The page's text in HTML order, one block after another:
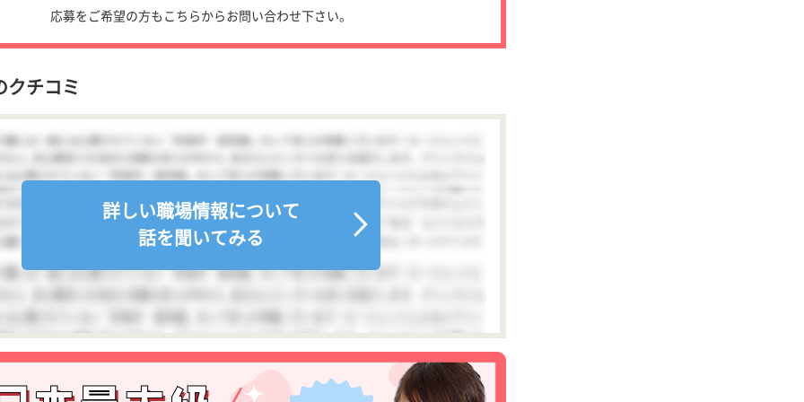
応募をご希望の方もこちらからお問い合わせ下さい。
クチコミ
詳しい職場情報について
話を聞いてみる